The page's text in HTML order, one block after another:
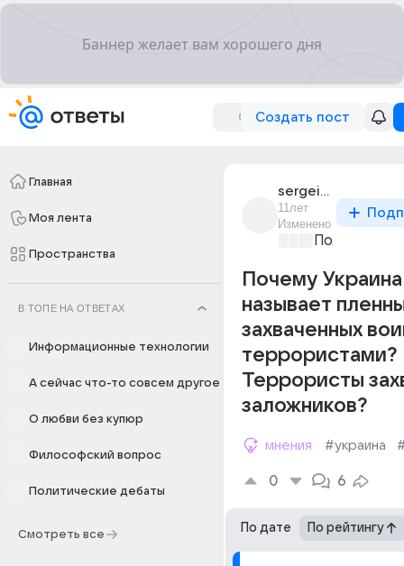
Создать пост
Главная
Моя лента
Пространства
В ТОПЕ НА ОТВЕТАХ
Информационные технологии
А сейчас что-то совсем другое
О любви без купюр
Философский вопрос
Политические дебаты
Смотреть все
sergei_morskoi
11лет
Изменено
Почему Украина
называет
захваченных
террористами?
Террористы
заложников?
мнения #украина
0 6
По дате По рейтингу